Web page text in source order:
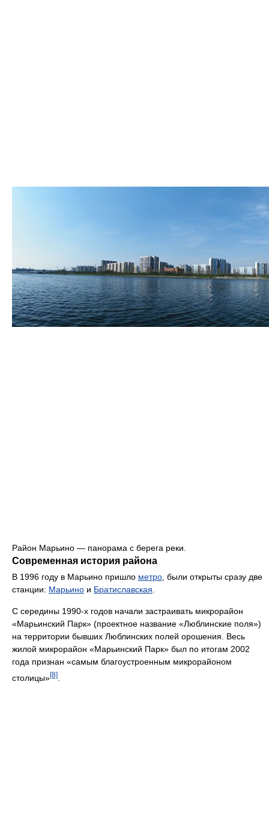
Район Марьино — панорама с берега реки.
Современная история района
В 1996 году в Марьино пришло метро , были открыты сразу две
станции: Марьино и Братиславская
С середины 1990-х годов начали застраивать микрорайон
«Марьинский Парк» (проектное название «Люблинские поля»)
на территории бывших Люблинских полей орошения. Весь
жилой микрорайон «Марьинский Парк» был по итогам 2002
года признан «самым благоустроенным микрорайоном
столицы»[8]